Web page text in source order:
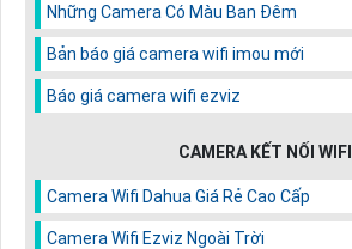
Những Camera Có Màu Ban Đêm
Bản báo giá camera wifi imou mới
Báo giá camera wifi ezviz
CAMERA KẾT NỐI WIFI
Camera Wifi Dahua Giá Rẻ Cao Cấp
Camera Wifi Ezviz Ngoài Trời